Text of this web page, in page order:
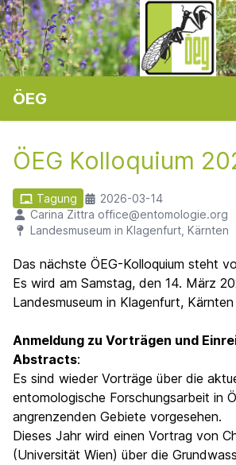
ÖEG
ÖEG Kolloquium
Tagung
2026-03-14
Carina Zittra office@entomologie.org
Landesmuseum in Klagenfurt, Kärnten
Das nächste ÖEG-Kolloquium steht
Es wird am Samstag, den 14. März
Landesmuseum in Klagenfurt, Kärnten
Anmeldung zu Vorträgen und
Abstracts:
Es sind wieder Vorträge über die
entomologische Forschungsarbeit in
angrenzenden Gebiete vorgesehen.
Dieses Jahr wird einen Vortrag von
(Universität Wien) über die